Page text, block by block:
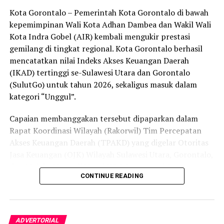
secara menyeluruh, tidak hanya menyasar pengecer
skala kecil tetapi juga distributor dan toko-toko besar
yang melanggar aturan.
Dalam daftar pemeringkatan nasional tersebut, Kota
Denpasar menempati posisi puncak dengan tingkat rasa
aman masyarakat melebihi 81 persen, disusul oleh Kota
Yogyakarta, Surakarta, Semarang, Magelang, dan
Kota Gorontalo yang berada di urutan ketujuh berhasil
mengungguli sejumlah kota berkembang lainnya di
Singkawang. Capaian ini menjadi bukti konkret bahwa
Kota Gorontalo terus bertransformasi menjadi daerah
Kota Gorontalo – Pemerintah Kota Gorontalo di bawah
kepemimpinan Wali Kota Adhan Dambea dan Wakil Wali
Kota Indra Gobel (AIR) kembali mengukir prestasi
gemilang di tingkat regional. Kota Gorontalo berhasil
mencatatkan nilai Indeks Akses Keuangan Daerah
(IKAD) tertinggi se-Sulawesi Utara dan Gorontalo
(SulutGo) untuk tahun 2026, sekaligus masuk dalam
kategori “Unggul”.
Capaian membanggakan tersebut dipaparkan dalam
Rapat Koordinasi Wilayah (Rakorwil) Tim Percepatan
Akses Keuangan Daerah (TPAKD) yang digelar Otoritas
dan Maluku Utara di Hotel NDC Resort and Spa,
Manado, Sulawesi Utara, Rabu (29/7/2026).
Delegasi Pemkot Gorontalo dipimpin langsung oleh
Wakil Wali Kota Gorontalo Indra Gobel, didampingi
CONTINUE READING
ADVERTORIAL